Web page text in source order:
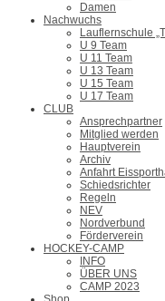
Damen
Nachwuchs
Lauflernschule
U 9 Team
U 11 Team
U 13 Team
U 15 Team
U 17 Team
CLUB
Ansprechpartner
Mitglied werden
Hauptverein
Archiv
Anfahrt
Schiedsrichter
Regeln
NEV
Nordverbund
Förderverein
HOCKEY-CAMP
INFO
ÜBER UNS
CAMP 2023